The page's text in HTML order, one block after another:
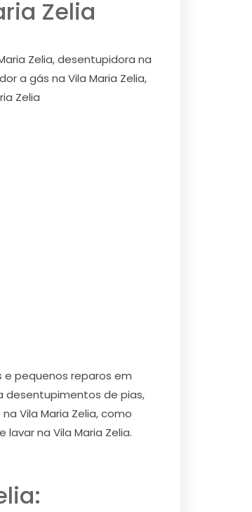
Zelia
Zelia, desentupidora na
a gás na Vila Maria Zelia,
Zelia
e pequenos reparos em
desentupimentos de pias,
Vila Maria Zelia, como
na Vila Maria Zelia.